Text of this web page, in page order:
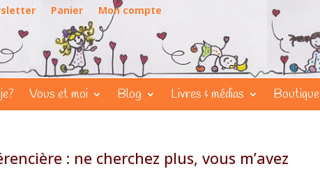
Panier Mon compte
Vous et moi Blog Livres & médias Boutique
: ne cherchez plus, vous m’avez